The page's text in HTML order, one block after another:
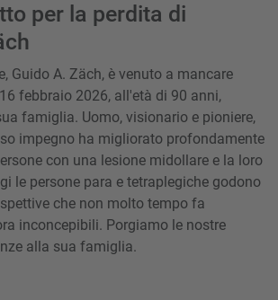
per la perdita di
Guido A. Zäch, è venuto a mancare
febbraio 2026, all'età di 90 anni,
famiglia. Uomo, visionario e pioniere,
impegno ha migliorato profondamente
con una lesione midollare e la loro
le persone para e tetraplegiche godono
che non molto tempo fa
inconcepibili. Porgiamo le nostre
alla sua famiglia.